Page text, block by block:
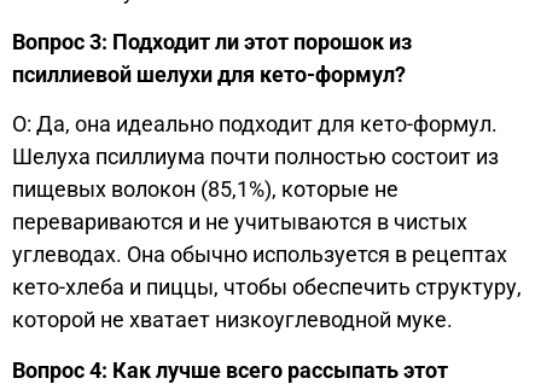
Вопрос 3: Подходит ли этот порошок из
псиллиевой шелухи для кето-формул?
О: Да, она идеально подходит для кето-формул.
Шелуха псиллиума почти полностью состоит из
пищевых волокон (85,1%), которые не
перевариваются и не учитываются в чистых
углеводах. Она обычно используется в рецептах
кето-хлеба и пиццы, чтобы обеспечить структуру,
которой не хватает низкоуглеводной муке.
Вопрос 4: Как лучше всего рассыпать этот